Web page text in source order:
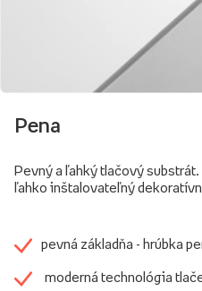
Pena
Pevný a ľahký tlačový
ľahko inštalovateľný
pevná základňa - hrúbka
moderná technológia